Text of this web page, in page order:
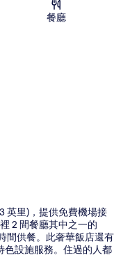
餐廳
英里)，提供免費機場接
2 間餐廳其中之一的
間供餐。此奢華飯店還有
設施服務。住過的人都